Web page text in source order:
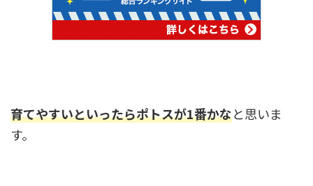
育てやすいといったらポトスが1番かなと思いま
す。